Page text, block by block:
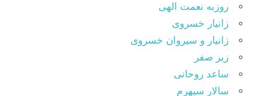
روزبه نعمت الهی
زانیار خسروی
زانیار و سیروان خسروی
زیر صفر
ساعد روحانی
سالار سپهرم